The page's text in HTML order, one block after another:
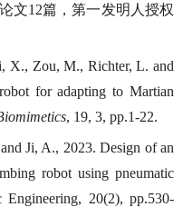
文12篇，第一发明人授权
X., Zou, M., Richter, L. and
for adapting to Martian
, 19, 3, pp.1-22.
Ji, A., 2023. Design of an
robot using pneumatic
20(2), pp.530-